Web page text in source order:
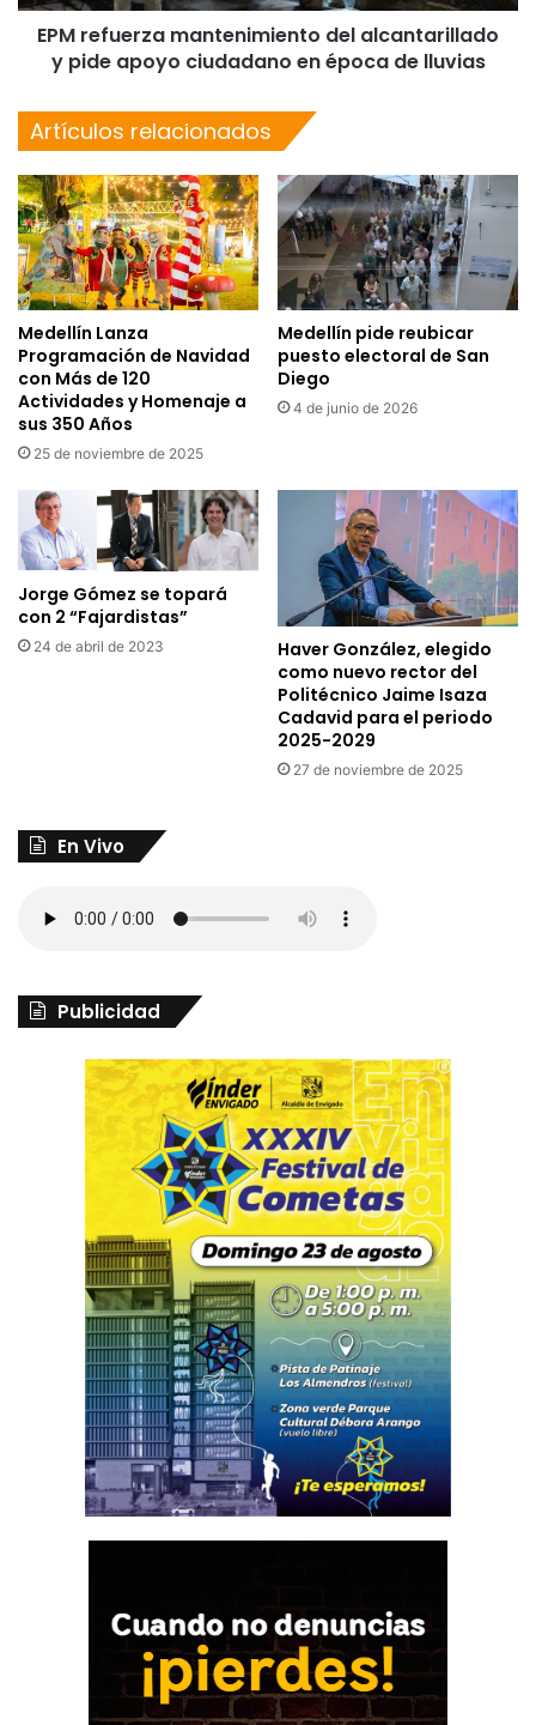
EPM refuerza mantenimiento del alcantarillado
y pide apoyo ciudadano en época de lluvias
Artículos relacionados
Medellín Lanza
Programación de Navidad
con Más de 120
Actividades y Homenaje a
sus 350 Años
25 de noviembre de 2025
Medellín pide reubicar
puesto electoral de San
Diego
4 de junio de 2026
Jorge Gómez se topará
con 2 “Fajardistas”
24 de abril de 2023
Haver González, elegido
como nuevo rector del
Politécnico Jaime Isaza
Cadavid para el periodo
2025-2029
27 de noviembre de 2025
En Vivo
Publicidad